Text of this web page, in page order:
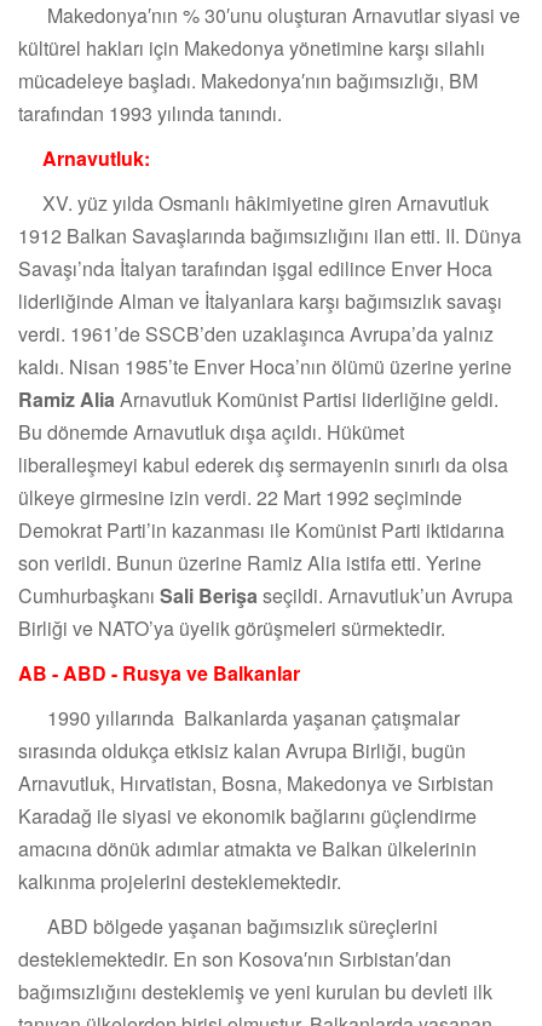
Makedonya′nın % 30′unu oluşturan Arnavutlar siyasi ve
kültürel hakları için Makedonya yönetimine karşı silahlı
mücadeleye başladı. Makedonya′nın bağımsızlığı, BM
tarafından 1993 yılında tanındı.
Arnavutluk:
XV. yüz yılda Osmanlı hâkimiyetine giren Arnavutluk
1912 Balkan Savaşlarında bağımsızlığını ilan etti. II. Dünya
Savaşı’nda İtalyan tarafından işgal edilince Enver Hoca
liderliğinde Alman ve İtalyanlara karşı bağımsızlık savaşı
verdi. 1961’de SSCB’den uzaklaşınca Avrupa’da yalnız
kaldı. Nisan 1985’te Enver Hoca’nın ölümü üzerine yerine
Ramiz AliaArnavutluk Komünist Partisi liderliğine geldi.
Bu dönemde Arnavutluk dışa açıldı. Hükümet
liberalleşmeyi kabul ederek dış sermayenin sınırlı da olsa
ülkeye girmesine izin verdi. 22 Mart 1992 seçiminde
Demokrat Parti’in kazanması ile Komünist Parti iktidarına
son verildi. Bunun üzerine Ramiz Alia istifa etti. Yerine
Cumhurbaşkanı Sali Berişaseçildi. Arnavutluk’un Avrupa
Birliği ve NATO’ya üyelik görüşmeleri sürmektedir.
AB - ABD - Rusya ve Balkanlar
1990 yıllarında Balkanlarda yaşanan çatışmalar
sırasında oldukça etkisiz kalan Avrupa Birliği, bugün
Arnavutluk, Hırvatistan, Bosna, Makedonya ve Sırbistan
Karadağ ile siyasi ve ekonomik bağlarını güçlendirme
amacına dönük adımlar atmakta ve Balkan ülkelerinin
kalkınma projelerini desteklemektedir.
ABD bölgede yaşanan bağımsızlık süreçlerini
desteklemektedir. En son Kosova′nın Sırbistan′dan
bağımsızlığını desteklemiş ve yeni kurulan bu devleti ilk